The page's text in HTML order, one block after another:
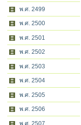
พ.ศ. 2499
พ.ศ. 2500
พ.ศ. 2501
พ.ศ. 2502
พ.ศ. 2503
พ.ศ. 2504
พ.ศ. 2505
พ.ศ. 2506
พ.ศ. 2507